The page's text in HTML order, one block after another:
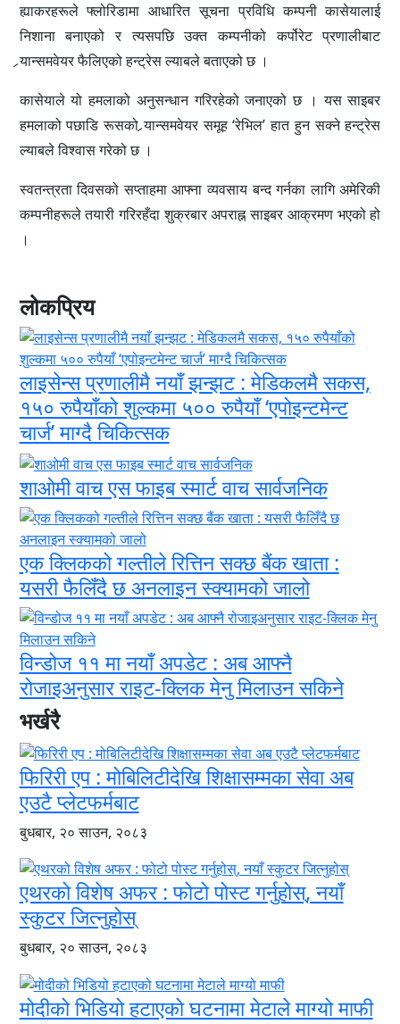
ह्याकरहरूले फ्लोरिडामा आधारित सूचना प्रविधि कम्पनी कासेयालाई
निशाना बनाएको र त्यसपछि उक्त कम्पनीको कर्पोरेट प्रणालीबाट
र्‍यान्समवेयर फैलिएको हन्ट्रेस ल्याबले बताएको छ ।
कासेयाले यो हमलाको अनुसन्धान गरिरहेको जनाएको छ । यस साइबर
हमलाको पछाडि रूसको र्‍यान्समवेयर समूह ‘रेभिल’ हात हुन सक्ने हन्ट्रेस
ल्याबले विश्वास गरेको छ ।
स्वतन्त्रता दिवसको सप्ताहमा आफ्ना व्यवसाय बन्द गर्नका लागि अमेरिकी
कम्पनीहरूले तयारी गरिरहँदा शुक्रबार अपराह्न साइबर आक्रमण भएको हो
।
लोकप्रिय
लाइसेन्स प्रणालीमै नयाँ झन्झट : मेडिकलमै सकस,
१५० रुपैयाँको शुल्कमा ५०० रुपैयाँ ‘एपोइन्टमेन्ट
चार्ज’ माग्दै चिकित्सक
शाओमी वाच एस फाइब स्मार्ट वाच सार्वजनिक
एक क्लिकको गल्तीले रित्तिन सक्छ बैंक खाता :
यसरी फैलिँदै छ अनलाइन स्क्यामको जालो
विन्डोज ११ मा नयाँ अपडेट : अब आफ्नै
रोजाइअनुसार राइट-क्लिक मेनु मिलाउन सकिने
भर्खरै
फिरिरी एप : मोबिलिटीदेखि शिक्षासम्मका सेवा अब
एउटै प्लेटफर्मबाट
बुधबार, २० साउन, २०८३
एथरको विशेष अफर : फोटो पोस्ट गर्नुहोस्, नयाँ
स्कुटर जित्नुहोस्
बुधबार, २० साउन, २०८३
मोदीको भिडियो हटाएको घटनामा मेटाले माग्यो माफी